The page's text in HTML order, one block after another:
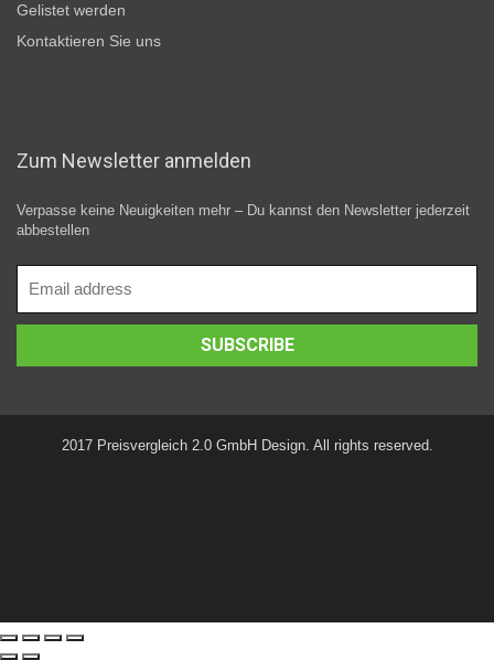
Gelistet werden
Kontaktieren Sie uns
Zum Newsletter anmelden
Verpasse keine Neuigkeiten mehr – Du kannst den Newsletter jederzeit
abbestellen
2017 Preisvergleich 2.0 GmbH Design. All rights reserved.